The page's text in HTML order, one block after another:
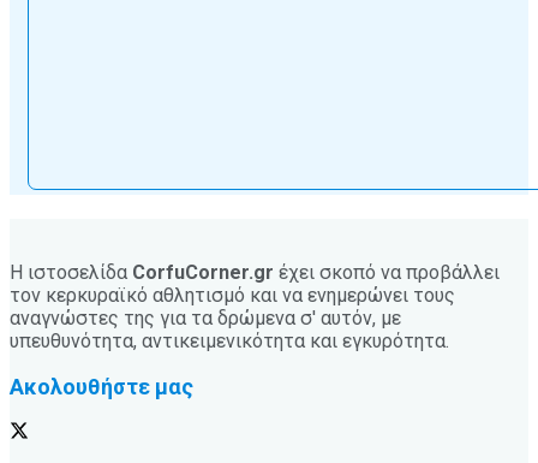
Η ιστοσελίδα CorfuCorner.gr έχει σκοπό να προβάλλει
τον κερκυραϊκό αθλητισμό και να ενημερώνει τους
αναγνώστες της για τα δρώμενα σ' αυτόν, με
υπευθυνότητα, αντικειμενικότητα και εγκυρότητα.
Ακολουθήστε μας